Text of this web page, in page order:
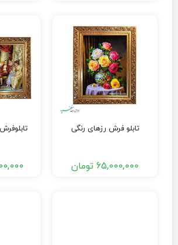
تابلو فرش رزهای رنگی
65,000,000 تومان